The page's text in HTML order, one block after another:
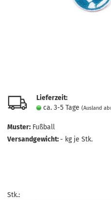
Lieferzeit:
ca. 3-5 Tage (Ausland
Muster: Fußball
Versandgewicht:- kg je Stk.
Stk.: